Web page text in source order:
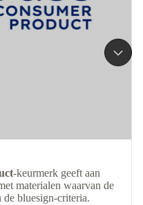
-keurmerk geeft aan
materialen waarvan de
de bluesign-criteria.